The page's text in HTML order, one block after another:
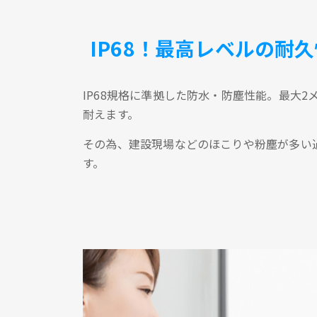
IP68！最高レベルの耐
IP68規格に準拠した防水・防塵性能。最大2
耐えます。
その為、建設現場などのほこりや粉塵が多
す。